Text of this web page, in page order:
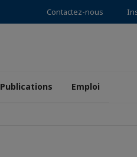
Contactez-nous
Publications Emploi